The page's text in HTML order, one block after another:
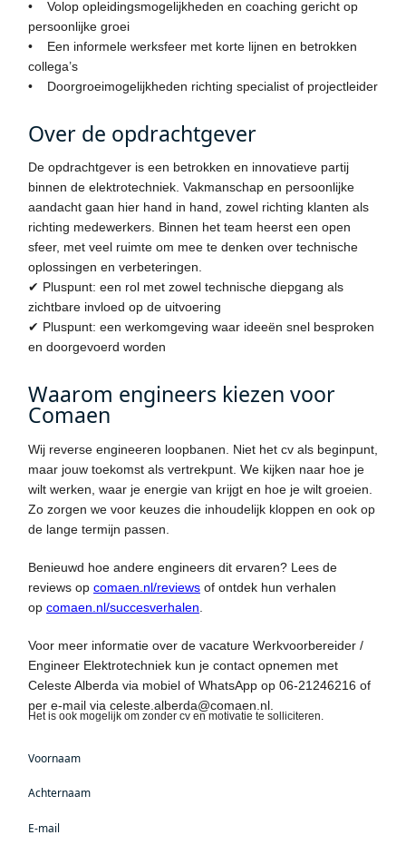
• Volop opleidingsmogelijkheden en coaching gericht op
persoonlijke groei
• Een informele werksfeer met korte lijnen en betrokken
collega’s
• Doorgroeimogelijkheden richting specialist of projectleider
Over de opdrachtgever
De opdrachtgever is een betrokken en innovatieve partij
binnen de elektrotechniek. Vakmanschap en persoonlijke
aandacht gaan hier hand in hand, zowel richting klanten als
richting medewerkers. Binnen het team heerst een open
sfeer, met veel ruimte om mee te denken over technische
oplossingen en verbeteringen.
✔ Pluspunt: een rol met zowel technische diepgang als
zichtbare invloed op de uitvoering
✔ Pluspunt: een werkomgeving waar ideeën snel besproken
en doorgevoerd worden
Waarom engineers kiezen voor
Comaen
Wij reverse engineeren loopbanen. Niet het cv als beginpunt,
maar jouw toekomst als vertrekpunt. We kijken naar hoe je
wilt werken, waar je energie van krijgt en hoe je wilt groeien.
Zo zorgen we voor keuzes die inhoudelijk kloppen en ook op
de lange termijn passen.
Benieuwd hoe andere engineers dit ervaren? Lees de
reviews op comaen.nl/reviews of ontdek hun verhalen
op comaen.nl/succesverhalen
Voor meer informatie over de vacature Werkvoorbereider /
Engineer Elektrotechniek kun je contact opnemen met
Celeste Alberda via mobiel of WhatsApp op 06-21246216 of
per e-mail via celeste.alberda@comaen.nl.
Het is ook mogelijk om zonder cv en motivatie te solliciteren.
Voornaam
Achternaam
E-mail
die op zoek
werk
moeten